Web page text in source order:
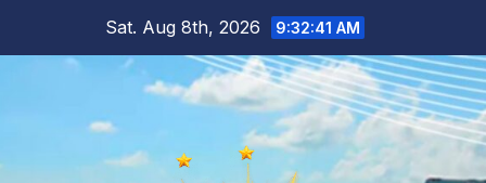
Sat. Aug 8th, 2026 9:32:42 AM